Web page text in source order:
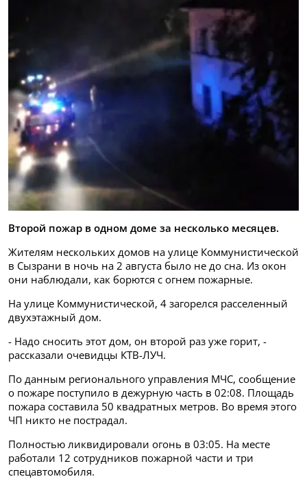
Второй пожар в одном доме за несколько месяцев.
Жителям нескольких домов на улице Коммунистической
в Сызрани в ночь на 2 августа было не до сна. Из окон
они наблюдали, как борются с огнем пожарные.
На улице Коммунистической, 4 загорелся расселенный
двухэтажный дом.
- Надо сносить этот дом, он второй раз уже горит, -
рассказали очевидцы КТВ-ЛУЧ.
По данным регионального управления МЧС, сообщение
о пожаре поступило в дежурную часть в 02:08. Площадь
пожара составила 50 квадратных метров. Во время этого
ЧП никто не пострадал.
Полностью ликвидировали огонь в 03:05. На месте
работали 12 сотрудников пожарной части и три
спецавтомобиля.